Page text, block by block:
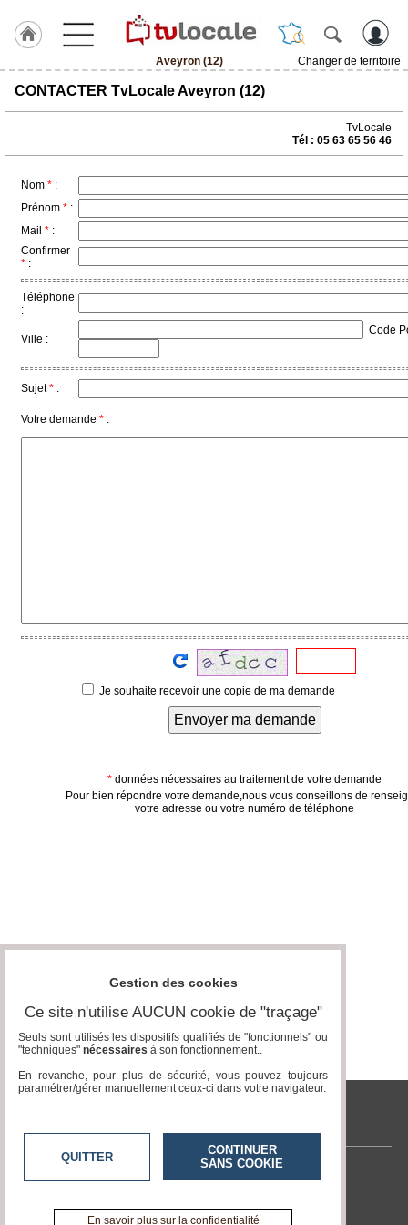
Aveyron (12)
Changer de territoire
J'adhère
Hulcoq
Aveyron
France
Accueil
RUBRIQUES
Gazette
Vidéos
Accès
éditeur
CONTACTER TvLocale Aveyron (12)
TvLocale
Tél : 05 63 65 56 46
Nom * :
Prénom * :
Mail * :
Confirmer
* :
Téléphone
:
Ville :
Code
Sujet* :
Votre demande * :
Je souhaite recevoir une copie de ma demande
Envoyer ma demande
* données nécessaires au traitement de votre demande
Pour bien répondre votre demande,nous vous conseillons de
votre adresse ou votre numéro de téléphone
tvlocale.fr
Contactez-nous
A propos de tvlocale.fr
Gestion des cookies
Ce site n'utilise AUCUN cookie de "traçage"
Seuls sont utilisés les dispositifs qualifiés de "fonctionnels" ou
"techniques" nécessaires à son fonctionnement..
En revanche, pour plus de sécurité, vous pouvez toujours
paramétrer/gérer manuellement ceux-ci dans votre navigateur.
QUITTER
CONTINUER
SANS COOKIE
En savoir plus sur la confidentialité